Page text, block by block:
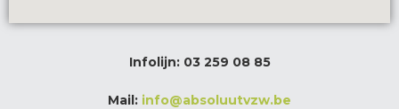
Infolijn: 03 259 08 85
Mail: info@absoluutvzw.be